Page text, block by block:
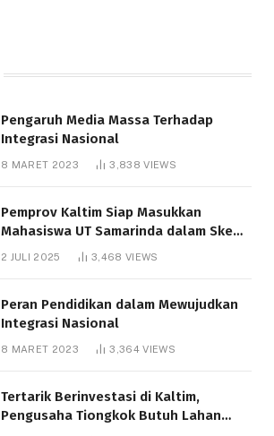
Pengaruh Media Massa Terhadap
Integrasi Nasional
8 MARET 2023 3,838VIEWS
Pemprov Kaltim Siap Masukkan
Mahasiswa UT Samarinda dalam Skema
Bantuan Pendidikan Gratispol
2 JULI 2025 3,468 VIEWS
Peran Pendidikan dalam Mewujudkan
Integrasi Nasional
8 MARET 2023 3,364VIEWS
Tertarik Berinvestasi di Kaltim,
Pengusaha Tiongkok Butuh Lahan